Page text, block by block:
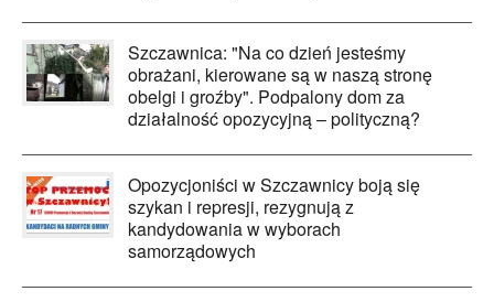
Szczawnica: "Na co dzień jesteśmy
obrażani, kierowane są w naszą stronę
obelgi i groźby". Podpalony dom za
działalność opozycyjną – polityczną?
Opozycjoniści w Szczawnicy boją się
szykan i represji, rezygnują z
kandydowania w wyborach
samorządowych